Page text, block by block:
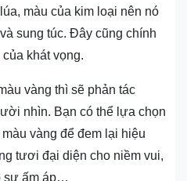
màu của kim loại nên nó
sung túc. Đây cũng chính
khát vọng.
vàng thì sẽ phản tác
nhìn. Bạn có thể lựa chọn
vàng để đem lại hiệu
tươi đại diện cho niềm vui,
sự ấm áp…